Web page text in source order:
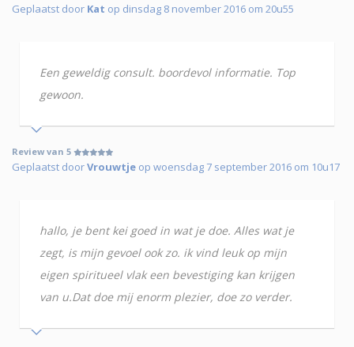
Geplaatst door Kat op dinsdag 8 november 2016 om 20u55
Een geweldig consult. boordevol informatie. Top
gewoon.
Review van 5
Geplaatst doorVrouwtje op woensdag 7 september 2016 om 10u17
hallo, je bent kei goed in wat je doe. Alles wat je
zegt, is mijn gevoel ook zo. ik vind leuk op mijn
eigen spiritueel vlak een bevestiging kan krijgen
van u.Dat doe mij enorm plezier, doe zo verder.